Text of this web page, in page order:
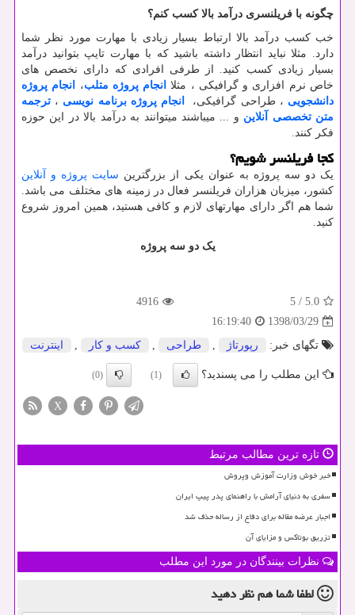
چگونه با فریلنسری درآمد بالا کسب کنم؟
خب کسب درآمد بالا ارتباط بسیار زیادی با مهارت مورد نظر شما
دارد. مثلا نباید انتظار داشته باشید که با مهارت تایپ بتوانید درآمد
بسیار زیادی کسب کنید. از طرفی افرادی که دارای نخصص های
خاص نرم افزاری و گرافیکی ، مثلا انجام پروژه متلب،
انجام پروژه
دانشجویی ، طراحی گرافیکی، انجام پروژه برنامه نویسی ، ترجمه
متن تخصصی آنلاین و ... میباشند میتوانند به درآمد بالا در این حوزه
فکر کنند
کجا فریلنسر شویم؟
یک دو سه پروژه به عنوان یکی از بزرگترین سایت پروژه و آنلاین
کشور، میزبان هزاران فریلنسر فعال در زمینه های مختلف می باشد.
شما هم اگر دارای مهارتهای لازم و کافی هستید، همین امروز شروع
کنید.
یک دو سه پروژه
5.0
/
5
4916
1398/03/29
16:19:40
تگهای خبر:
رپورتاژ , طراحی , كسب و كار , اینترنت
این مطلب را می پسندید؟ (1)
(0)
X
تازه ترین مطالب مرتبط
خبر خوش وزارت آموزش وپروش
سفری به دنیای آرامش با راهنمای پدر پیپ ایران
اجبار عرضه مقاله برای دفاع از رساله حذف شد
تزریق بوتاکس و مزایای آن
نظرات بینندگان در مورد این مطلب
لطفا شما همنظر دهید